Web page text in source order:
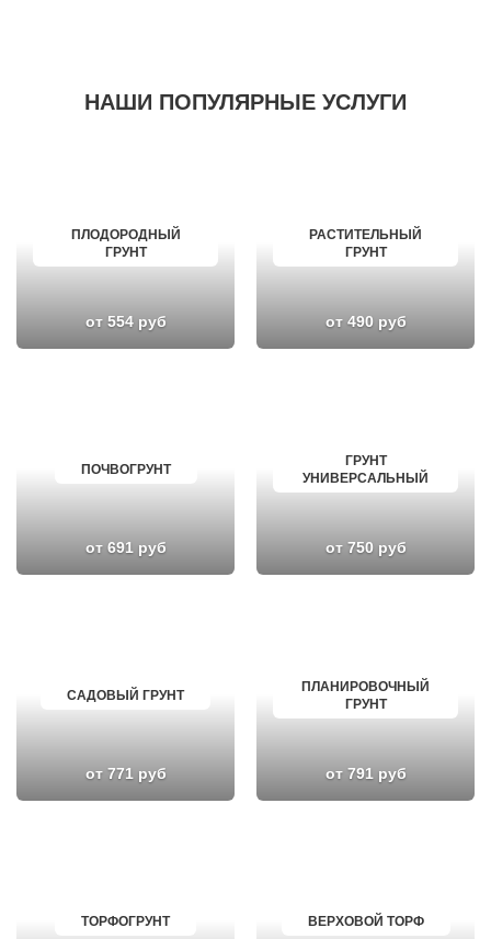
НАШИ ПОПУЛЯРНЫЕ УСЛУГИ
ПЛОДОРОДНЫЙ
ГРУНТ
от 554 руб
РАСТИТЕЛЬНЫЙ
ГРУНТ
от 490 руб
ПОЧВОГРУНТ
от 691 руб
ГРУНТ
УНИВЕРСАЛЬНЫЙ
от 750 руб
САДОВЫЙ ГРУНТ
от 771 руб
ПЛАНИРОВОЧНЫЙ
ГРУНТ
от 791 руб
ТОРФОГРУНТ ВЕРХОВОЙ ТОРФ